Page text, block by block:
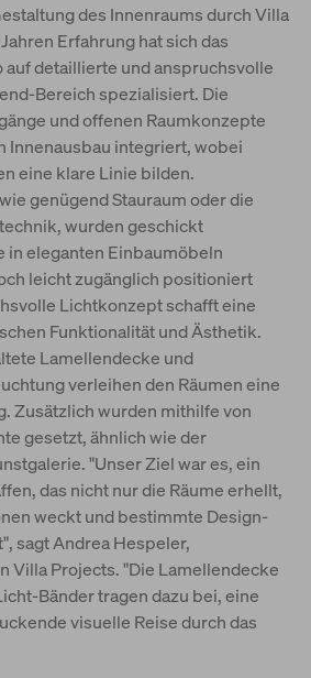
des Innenraums durch Villa
Erfahrung hat sich das
detaillierte und anspruchsvolle
Bereich spezialisiert. Die
und offenen Raumkonzepte
Innenausbau integriert, wobei
eine klare Linie bilden.
genügend Stauraum oder die
wurden geschickt
in eleganten Einbaumöbeln
leicht zugänglich positioniert
Lichtkonzept schafft eine
Funktionalität und Ästhetik.
Lamellendecke und
verleihen den Räumen eine
Zusätzlich wurden mithilfe von
gesetzt, ähnlich wie der
"Unser Ziel war es, ein
das nicht nur die Räume erhellt,
weckt und bestimmte Design-
sagt Andrea Hespeler,
Villa Projects. "Die Lamellendecke
Bänder tragen dazu bei, eine
visuelle Reise durch das